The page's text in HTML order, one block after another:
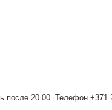
20.00. Телефон +371